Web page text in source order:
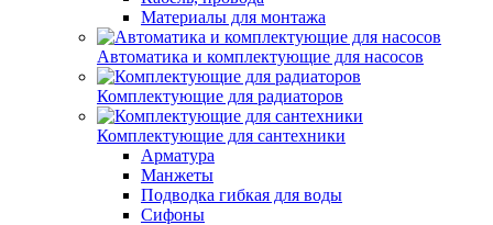
Материалы для монтажа
Автоматика и комплектующие для насосов
Комплектующие для радиаторов
Комплектующие для сантехники
Арматура
Манжеты
Подводка гибкая для воды
Сифоны